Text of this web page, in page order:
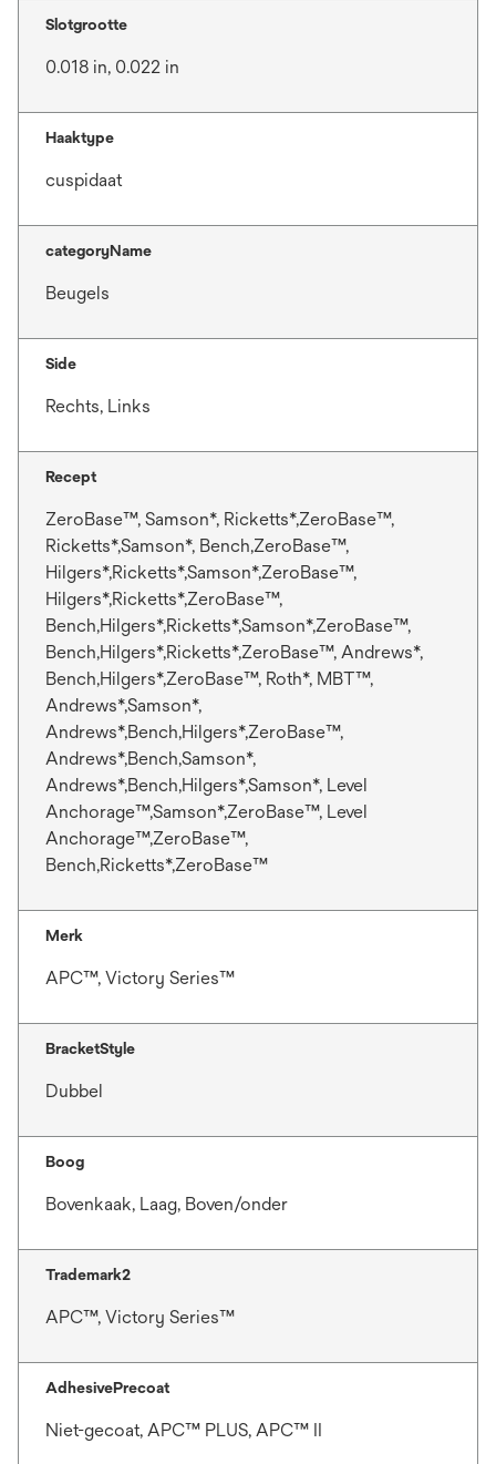
Slotgrootte
0.018 in, 0.022 in
Haaktype
cuspidaat
categoryName
Beugels
Side
Rechts, Links
Recept
ZeroBase™, Samson*, Ricketts*,ZeroBase™,
Ricketts*,Samson*, Bench,ZeroBase™,
Hilgers*,Ricketts*,Samson*,ZeroBase™,
Hilgers*,Ricketts*,ZeroBase™,
Bench,Hilgers*,Ricketts*,Samson*,ZeroBase™,
Bench,Hilgers*,Ricketts*,ZeroBase™, Andrews*,
Bench,Hilgers*,ZeroBase™, Roth*, MBT™,
Andrews*,Samson*,
Andrews*,Bench,Hilgers*,ZeroBase™,
Andrews*,Bench,Samson*,
Andrews*,Bench,Hilgers*,Samson*, Level
Anchorage™,Samson*,ZeroBase™, Level
Anchorage™,ZeroBase™,
Bench,Ricketts*,ZeroBase™
Merk
APC™, Victory Series™
BracketStyle
Dubbel
Boog
Bovenkaak, Laag, Boven/onder
Trademark2
APC™, Victory Series™
AdhesivePrecoat
Niet-gecoat, APC™ PLUS, APC™ II